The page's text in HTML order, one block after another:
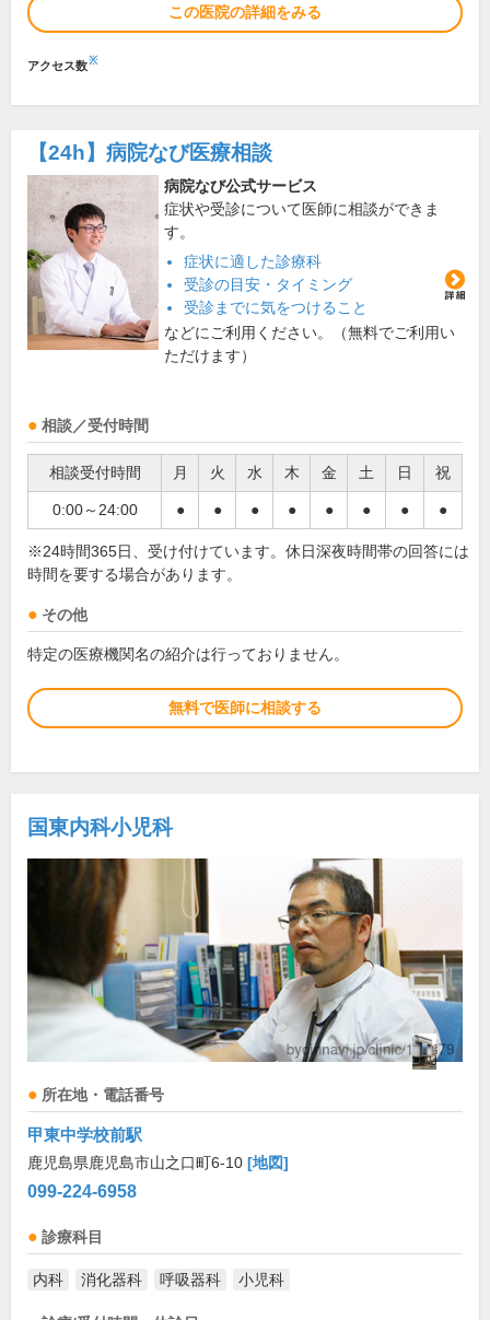
この医院の詳細をみる
アクセス数※
【24h】 病院なび医療相談
病院なび公式サービス
症状や受診について医師に相談ができま
す。
症状に適した診療科
受診の目安・タイミング
受診までに気をつけること
などにご利用ください。（無料でご利用い
ただけます）
相談／受付時間
相談受付時間 月 火 水 木 金 土 日 祝
0:00～24:00 ● ● ● ● ● ● ● ●
※24時間365日、受け付けています。休日深夜時間帯の回答には
時間を要する場合があります。
その他
特定の医療機関名の紹介は行っておりません。
無料で医師に相談する
国東内科小児科
所在地・電話番号
甲東中学校前駅
鹿児島県鹿児島市山之口町6-10 [地図]
099-224-6958
診療科目
内科 消化器科 呼吸器科 小児科